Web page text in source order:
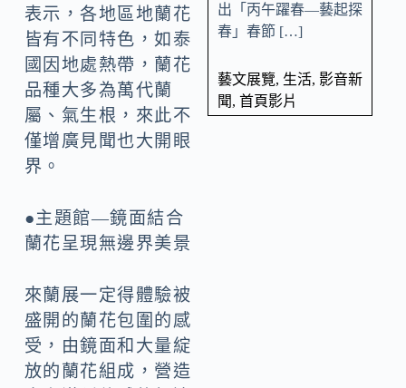
表示，各地區地蘭花
皆有不同特色，如泰
國因地處熱帶，蘭花
品種大多為萬代蘭
屬、氣生根，來此不
僅增廣見聞也大開眼
界。
●主題館—鏡面結合
蘭花呈現無邊界美景
來蘭展一定得體驗被
盛開的蘭花包圍的感
受，由鏡面和大量綻
放的蘭花組成，營造
出「丙午躍春—藝起探
春」春節 […]
藝文展覽, 生活, 影音新
聞, 首頁影片